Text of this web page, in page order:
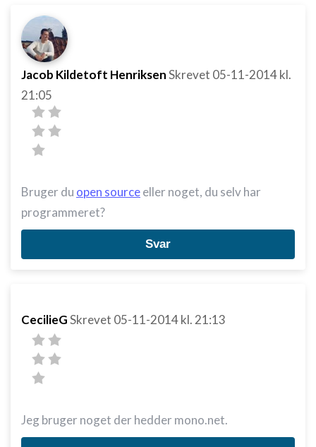
Jacob Kildetoft HenriksenSkrevet 05-11-2014kl.
21:05
Bruger du open sourceeller noget, du selv har
programmeret?
Svar
CecilieGSkrevet 05-11-2014kl. 21:13
Jeg bruger noget der hedder mono.net.